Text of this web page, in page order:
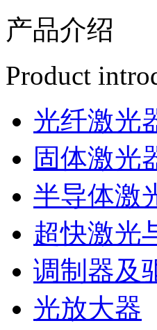
产品介绍
Product
光纤激光
固体激光
半导体激
超快激光
调制器及
光放大器